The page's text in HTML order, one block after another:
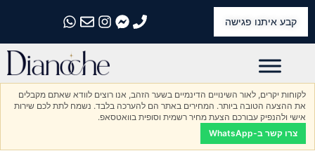
קבע איתנו פגישה
התקשרו אלינו
התקשרו אלינו
התקשרו אלינו
התקשרו אלינו
התקשרו אלינו
לקוחות יקרים, לאור השינויים הדינמיים בשער הזהב, אנו רוצים לוודא שאתם מקבלים
את ההצעה הטובה ביותר. המחירים באתר הם להערכה בלבד. נשמח לתת לכם שירות
אישי ולהנפיק עבורכם הצעת מחיר רשמית וסופית בוואטסאפ.
צרו קשר ב-WhatsApp